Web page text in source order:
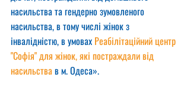
насильства та гендерно зумовленого
насильства, в тому числі жінок з
інвалідністю, в умовах Реабілітаційний центр
"Софія" для жінок, які постраждали від
насильства в м. Одеса».